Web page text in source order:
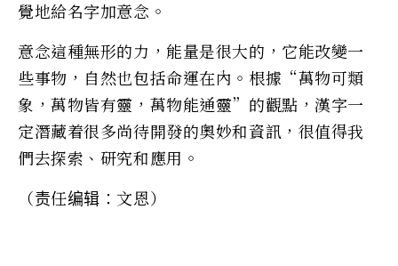
覺地給名字加意念。
意念這種無形的力，能量是很大的，它能改變一
些事物，自然也包括命運在內。根據“萬物可類
象，萬物皆有靈，萬物能通靈”的觀點，漢字一
定潛藏着很多尚待開發的奧妙和資訊，很值得我
們去探索、研究和應用。
（责任编辑：文恩）